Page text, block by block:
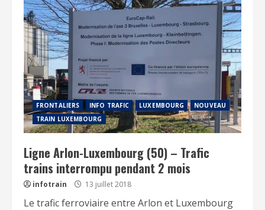
FRONTALIERS INFO TRAFIC LUXEMBOURG
NOUVEAU
TRAIN LUXEMBOURG
Ligne Arlon-Luxembourg (50) – Trafic
trains interrompu pendant 2 mois
infotrain 13 juillet 2018
Le trafic ferroviaire entre Arlon et Luxembourg